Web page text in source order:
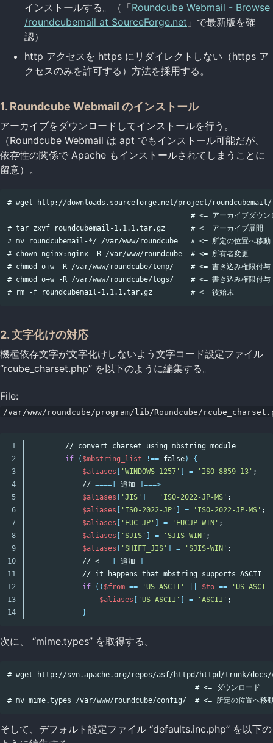
インストールする。（「Roundcube Webmail - Browse
/roundcubemail at SourceForge.net 」で最新版を確
認）
http アクセスを https にリダイレクトしない（https ア
クセスのみを許可する）方法を採用する。
1. Roundcube Webmail のインストール
アーカイブをダウンロードしてインストールを行う。
（Roundcube Webmail は apt でもインストール可能だが、
依存性の関係で Apache もインストールされてしまうことに
留意）。
# wget http://downloads.sourceforge.net/project/
# <= アーカイブダウン
# tar zxvf roundcubemail-1.1.1.tar.gz      # <= アーカイブ展開
# mv roundcubemail-*/ /var/www/roundcube   # <= 所定の位置へ移動
# chown nginx:nginx -R /var/www/roundcube  # <= 所有者変更
# chmod o+w -R /var/www/roundcube/temp/    # <= 書き込み権限付与
# chmod o+w -R /var/www/roundcube/logs/    # <= 書き込み権限付与
2. 文字化けの対応
機種依存文字が文字化けしないよう文字コード設定ファイル
“rcube_charset.php” を以下のように編集する。
File:
/var/www/roundcube/program/lib/Roundcube/
1
2
3
4
5
6
7
8
9
10
11
12
13
        // convert charset using mbstring module
if
( $mbstring_list !== false)
{
$aliases
'WINDOWS-1257' = 'ISO-8859-13' ;
            //
====[ 追加
]===>
$aliases
'JIS' = 'ISO-2022-JP-MS' ;
$aliases
'ISO-2022-JP' = 'ISO-2022-JP-MS' ;
$aliases
'EUC-JP' = 'EUCJP-WIN' ;
$aliases
'SJIS' = 'SJIS-WIN' ;
$aliases
'SHIFT_JIS' = 'SJIS-WIN' ;
            // <
===[ 追加
]====
// it happens that mbstring supports ASCII
if
(( $from == 'US-ASCII' $to ==
'US-
$aliases
'US-ASCII' = 'ASCII' ;
}
次に、 “mime.types” を取得する。
# wget http://svn.apache.org/repos/asf/httpd/httpd/trunk/docs/
                                            # <= ダウンロード
そして、デフォルト設定ファイル “defaults.inc.php” を以下の